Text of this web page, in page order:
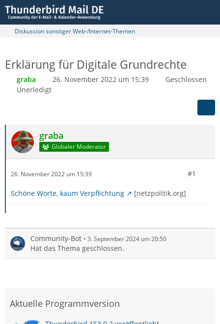
Diskussion sonstiger Web-/Internet-Themen
Erklärung für Digitale Grundrechte
graba 26. November 2022 um 15:39
Geschlossen
Unerledigt
graba
Globaler Moderator
26. November 2022 um 15:39 #1
Schöne Worte, kaum Verpflichtung [netzpolitik.org]
Community-Bot 3. September 2024 um 20:50
Hat das Thema geschlossen.
Aktuelle Programmversion